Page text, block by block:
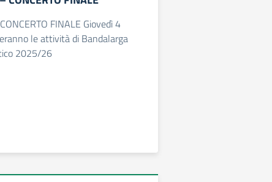
FINALE Giovedì 4
le attività di Bandalarga
2025/26